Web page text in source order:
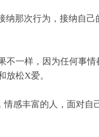
纳那次行为，接纳自
不一样，因为任何事
放松X爱。
感丰富的人，面对自